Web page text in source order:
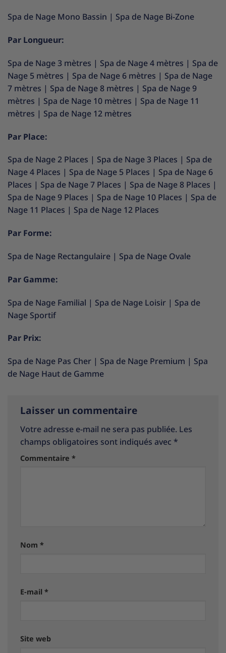
Spa de Nage Mono Bassin | Spa de Nage Bi-Zone
Par Longueur:
Spa de Nage 3 mètres | Spa de Nage 4 mètres | Spa de
Nage 5 mètres | Spa de Nage 6 mètres | Spa de Nage
7 mètres | Spa de Nage 8 mètres | Spa de Nage 9
mètres | Spa de Nage 10 mètres | Spa de Nage 11
mètres | Spa de Nage 12 mètres
Par Place:
Spa de Nage 2 Places | Spa de Nage 3 Places | Spa de
Nage 4 Places | Spa de Nage 5 Places | Spa de Nage 6
Places | Spa de Nage 7 Places | Spa de Nage 8 Places |
Spa de Nage 9 Places | Spa de Nage 10 Places | Spa de
Nage 11 Places | Spa de Nage 12 Places
Par Forme:
Spa de Nage Rectangulaire | Spa de Nage Ovale
Par Gamme:
Spa de Nage Familial | Spa de Nage Loisir | Spa de
Nage Sportif
Par Prix:
Spa de Nage Pas Cher | Spa de Nage Premium | Spa
de Nage Haut de Gamme
Laisser un commentaire
Votre adresse e-mail ne sera pas publiée. Les
champs obligatoires sont indiqués avec *
Commentaire *
Nom *
E-mail *
Site web